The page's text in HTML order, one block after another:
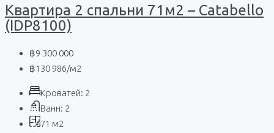
Квартира 2 спальни 71м2 – Catabello
(IDP8100)
฿9 300 000
฿130 986/м2
Кроватей: 2
Ванн: 2
71 м2